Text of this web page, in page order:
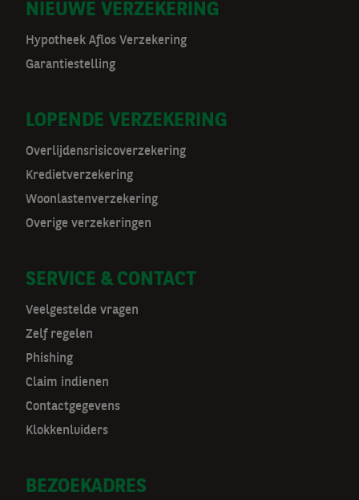
D
o
r
m
a
t
a
v
NIEUWE VERZEKERING
Hypotheek Aflos Verzekering
Garantiestelling
LOPENDE VERZEKERING
Overlijdensrisicoverzekering
Kredietverzekering
Woonlastenverzekering
Overige verzekeringen
SERVICE & CONTACT
Veelgestelde vragen
Zelf regelen
Phishing
Claim indienen
Contactgegevens
Klokkenluiders
BEZOEKADRES